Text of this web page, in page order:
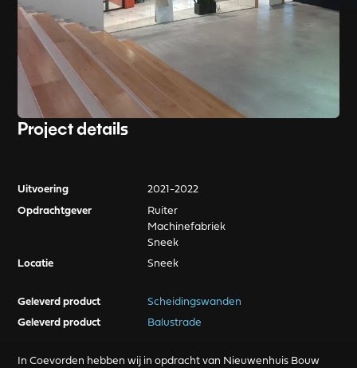
Project details
Uitvoering 2021-2022
Opdrachtgever
Ruiter
Machinefabriek
Sneek
Locatie Sneek
Geleverd product Scheidingswanden
Geleverd product Balustrade
In Coevorden hebben wij in opdracht van Nieuwenhuis Bouw